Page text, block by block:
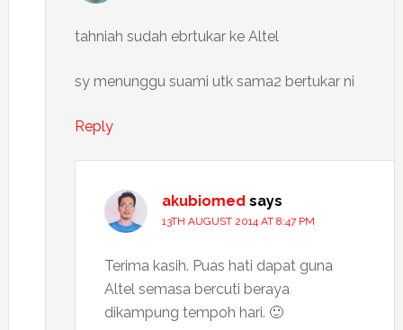
tahniah sudah ebrtukar ke Altel
sy menunggu suami utk sama2 bertukar ni
Reply
akubiomed says
13TH AUGUST 2014 AT 8:47 PM
Terima kasih. Puas hati dapat guna
Altel semasa bercuti beraya
dikampung tempoh hari. 🙂